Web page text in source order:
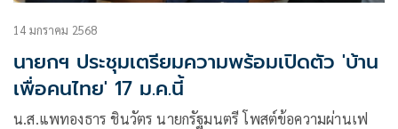
14 มกราคม 2568
นายกฯ ประชุมเตรียมความพร้อมเปิดตัว 'บ้าน
เพื่อคนไทย' 17 ม.ค.นี้
น.ส.แพทองธาร ชินวัตร นายกรัฐมนตรี โพสต์ข้อความผ่านเฟ